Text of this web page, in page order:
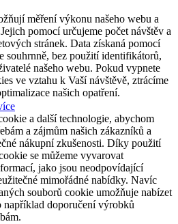
měření výkonu našeho webu a
pomocí určujeme počet návštěv a
stránek. Data získaná pomocí
souhrnně, bez použití identifikátorů,
našeho webu. Pokud vypnete
ve vztahu k Vaší návštěvě, ztrácíme
našich opatření.
a další technologie, abychom
a zájmům našich zákazníků a
nákupní zkušenosti. Díky použití
se můžeme vyvarovat
jako jsou neodpovídající
mimořádné nabídky. Navíc
souborů cookie umožňuje nabízet
například doporučení výrobků